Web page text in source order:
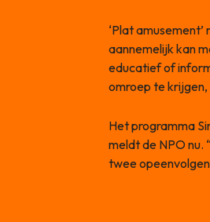
‘Plat
aannemelijk kan
educatief of
omroep te krijgen,
Het programma
meldt de NPO nu.
twee